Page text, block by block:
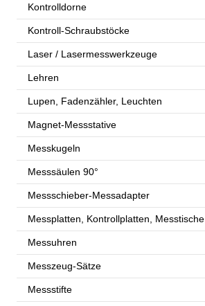
Kontrolldorne
Kontroll-Schraubstöcke
Laser / Lasermesswerkzeuge
Lehren
Lupen, Fadenzähler, Leuchten
Magnet-Messstative
Messkugeln
Messsäulen 90°
Messschieber-Messadapter
Messplatten, Kontrollplatten, Messtische
Messuhren
Messzeug-Sätze
Messstifte